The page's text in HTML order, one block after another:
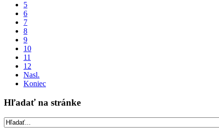
5
6
7
8
9
10
11
12
Nasl.
Koniec
Hľadať na stránke